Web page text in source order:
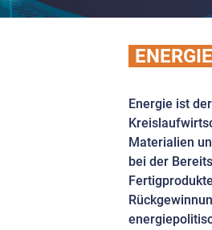
ENERGIE
Energie ist
Materialien
bei der